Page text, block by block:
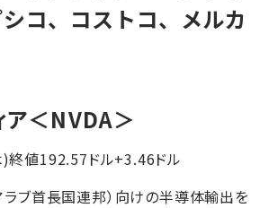
コ、コストコ、メルカ
ア＜NVDA＞
値192.57ドル+3.46ドル
ブ首長国連邦）向けの半導体輸出を